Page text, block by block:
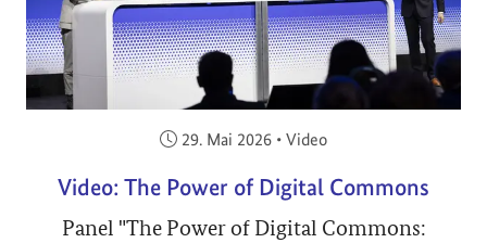
Veröffentlicht am:
29. Mai 2026 • Video
Video: The Power of Digital Commons
Panel "The Power of Digital Commons: